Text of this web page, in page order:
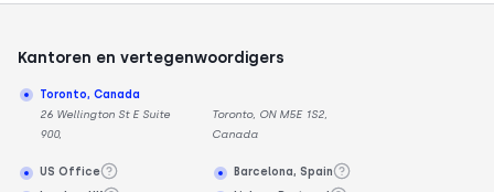
Kantoren en vertegenwoordigers
Toronto, Canada
26 Wellington St E Suite
900,
Toronto, ON M5E 1S2,
Canada
US Office
Barcelona, Spain